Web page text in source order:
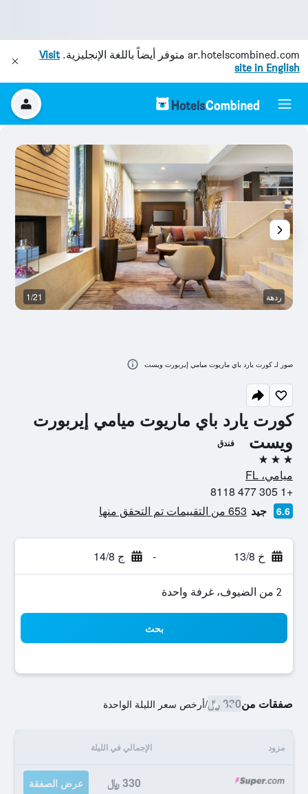
ar.hotelscombined.com متوفر أيضاً باللغة الإنجليزية.Visit
site in English
كورت يارد باي ماريوت ميامي إيربورت
ويست
فندق
3 نجوم
ميامي، FL
+1 305 477 8118
6.6 جيد 653 من التقييمات تم التحقق منها
خ 13/8 - ج 14/8
2 من الضيوف، غرفة واحدة
بحث
صفقات من330 ﷼ /أرخص سعر الليلة الواحدة
مزود الإجمالي في الليلة
330 ﷼ عرض الصفقة
ردهة 1/21
صور لـ كورت يارد باي ماريوت ميامي إيربورت ويست